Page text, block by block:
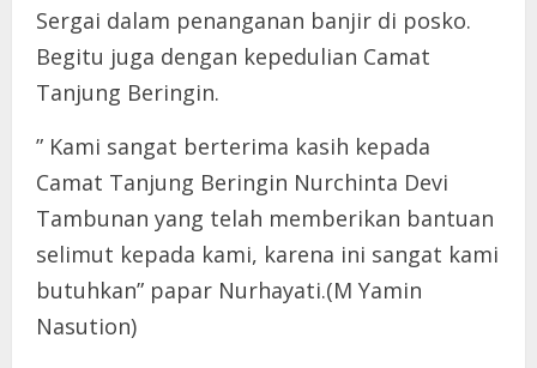
Sergai dalam penanganan banjir di posko.
Begitu juga dengan kepedulian Camat
Tanjung Beringin.
” Kami sangat berterima kasih kepada
Camat Tanjung Beringin Nurchinta Devi
Tambunan yang telah memberikan bantuan
selimut kepada kami, karena ini sangat kami
butuhkan” papar Nurhayati.(M Yamin
Nasution)